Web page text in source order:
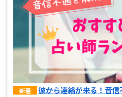
新着
彼から連絡が来る！音